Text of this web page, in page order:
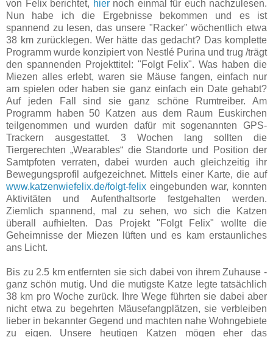
von Felix berichtet, hiernoch einmal für euch nachzulesen.
Nun habe ich die Ergebnisse bekommen und es ist
spannend zu lesen, das unsere "Racker" wöchentlich etwa
38 km zurücklegen. Wer hätte das gedacht? Das komplette
Programm wurde konzipiert von Nestlé Purina und trug /trägt
den spannenden Projekttitel: "Folgt Felix". Was haben die
Miezen alles erlebt, waren sie Mäuse fangen, einfach nur
am spielen oder haben sie ganz einfach ein Date gehabt?
Auf jeden Fall sind sie ganz schöne Rumtreiber. Am
Programm haben 50 Katzen aus dem Raum Euskirchen
teilgenommen und wurden dafür mit sogenannten GPS-
Trackern ausgestattet. 3 Wochen lang sollten die
Tiergerechten „Wearables“ die Standorte und Position der
Samtpfoten verraten, dabei wurden auch gleichzeitig ihr
Bewegungsprofil aufgezeichnet. Mittels einer Karte, die auf
www.katzenwiefelix.de/folgt-felix eingebunden war, konnten
Aktivitäten und Aufenthaltsorte festgehalten werden.
Ziemlich spannend, mal zu sehen, wo sich die Katzen
überall aufhielten. Das Projekt "Folgt Felix" wollte die
Geheimnisse der Miezen lüften und es kam erstaunliches
ans Licht.
Bis zu 2.5 km entfernten sie sich dabei von ihrem Zuhause -
ganz schön mutig. Und die mutigste Katze legte tatsächlich
38 km pro Woche zurück. Ihre Wege führten sie dabei aber
nicht etwa zu begehrten Mäusefangplätzen, sie verbleiben
lieber in bekannter Gegend und machten nahe Wohngebiete
zu eigen. Unsere heutigen Katzen mögen eher das